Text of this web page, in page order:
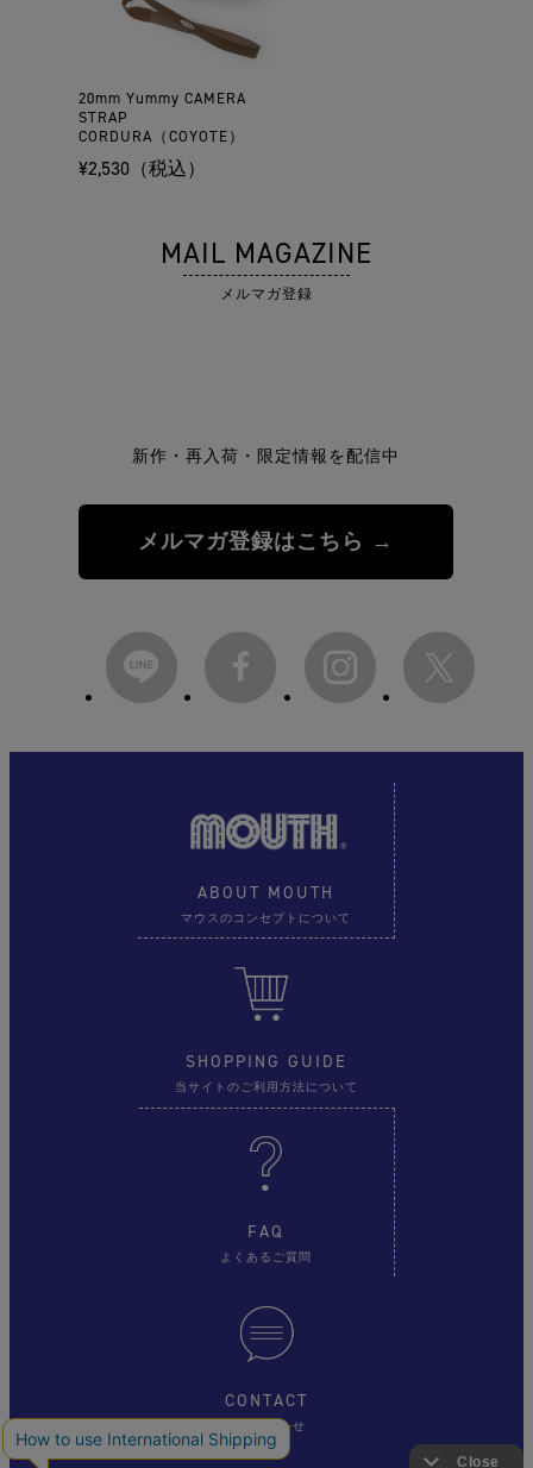
20mm Yummy CAMERA
STRAP
CORDURA（COYOTE）
¥2,530（税込）
MAIL MAGAZINE
メルマガ登録
新作・再入荷・限定情報を配信中
メルマガ登録はこちら →
ABOUT MOUTH
マウスのコンセプトについて
SHOPPING GUIDE
当サイトのご利用方法について
FAQ
よくあるご質問
CONTACT
お問い合わせ